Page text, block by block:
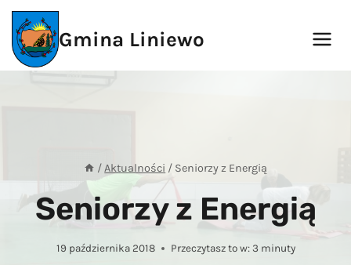
Przejdź
treści
Gmina Liniewo
/Aktualności / Seniorzy z Energią
Seniorzy z Energią
19 października 2018 Przeczytasz to w:3 minuty